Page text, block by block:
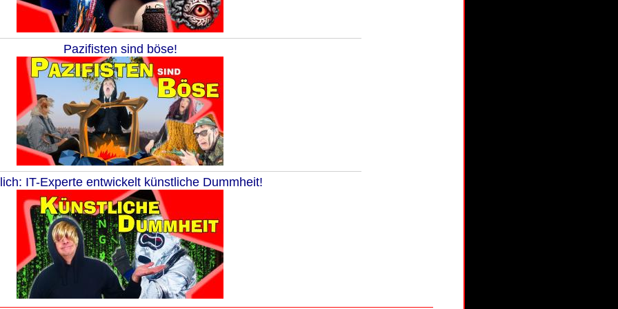
Pazifisten sind böse!
IT-Experte entwickelt künstliche Dummheit!